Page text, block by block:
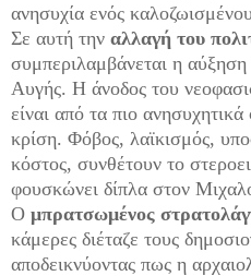
ανησυχία ενός
Σε αυτή την αλλαγή του
συμπεριλαμβάνεται η
Αυγής. Η άνοδος του
είναι από τα πιο
κρίση. Φόβος, λαϊκισμός,
κόστος, συνθέτουν το
φουσκώνει δίπλα στον
Ο μπρατσωμένος
κάμερες διέταζε τους
αποδεικνύοντας πως η